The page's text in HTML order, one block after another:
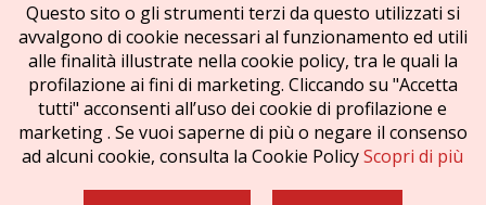
Mail: semex@semexitalia.it
Guarda la mappa
Questo sito o gli strumenti terzi da questo utilizzati si
avvalgono di cookie necessari al funzionamento ed utili
alle finalità illustrate nella cookie policy, tra le quali la
profilazione ai fini di marketing. Cliccando su "Accetta
tutti" acconsenti all’uso dei cookie di profilazione e
marketing . Se vuoi saperne di più o negare il consenso
ad alcuni cookie, consulta la Cookie PolicyScopri di più